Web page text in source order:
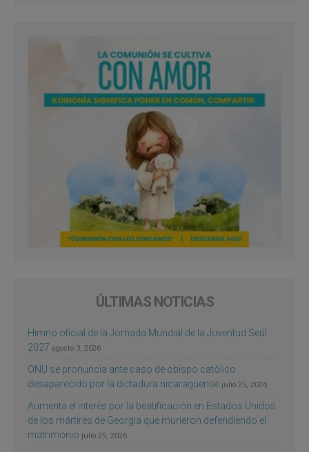
ÚLTIMAS NOTICIAS
Himno oficial de la Jornada Mundial de la Juventud Seúl
2027 agosto 3, 2026
ONU se pronuncia ante caso de obispo católico
desaparecido por la dictadura nicaragüense julio 25, 2026
Aumenta el interés por la beatificación en Estados Unidos
de los mártires de Georgia que murieron defendiendo el
matrimonio julio 25, 2026